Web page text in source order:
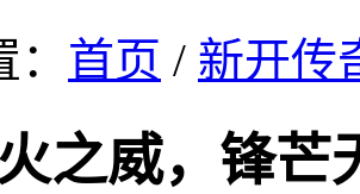
首页 / 新开传
之威，锋芒